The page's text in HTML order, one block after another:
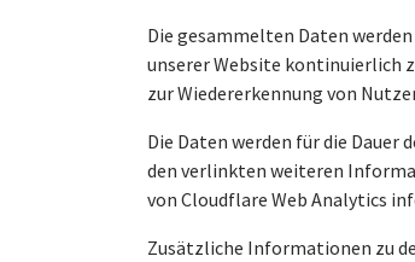
Die gesammelten Daten
unserer Website kontinuierlich
zur Wiedererkennung von
Die Daten werden für die
den verlinkten weiteren
von Cloudflare Web Analytics
Zusätzliche Informationen zu